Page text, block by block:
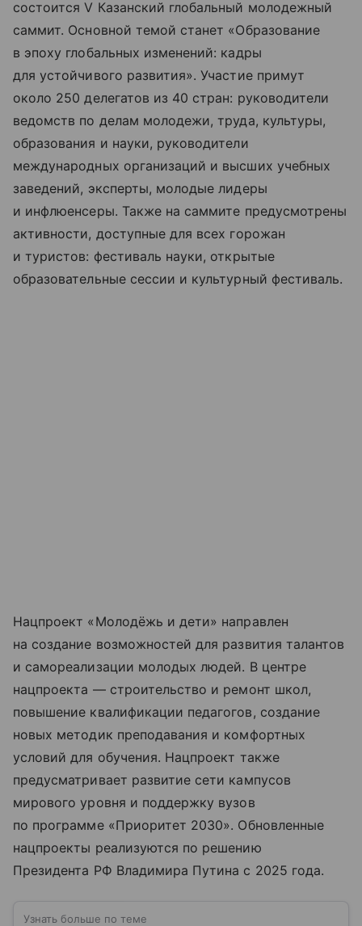
состоится V Казанский глобальный молодежный
саммит. Основной темой станет «Образование
в эпоху глобальных изменений: кадры
для устойчивого развития». Участие примут
около 250 делегатов из 40 стран: руководители
ведомств по делам молодежи, труда, культуры,
образования и науки, руководители
международных организаций и высших учебных
заведений, эксперты, молодые лидеры
и инфлюенсеры. Также на саммите предусмотрены
активности, доступные для всех горожан
и туристов: фестиваль науки, открытые
образовательные сессии и культурный фестиваль.
Нацпроект «Молодёжь и дети» направлен
на создание возможностей для развития талантов
и самореализации молодых людей. В центре
нацпроекта — строительство и ремонт школ,
повышение квалификации педагогов, создание
новых методик преподавания и комфортных
условий для обучения. Нацпроект также
предусматривает развитие сети кампусов
мирового уровня и поддержку вузов
по программе «Приоритет 2030». Обновленные
нацпроекты реализуются по решению
Президента РФ Владимира Путина с 2025 года.
Узнать больше по теме